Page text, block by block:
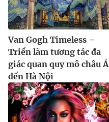
Van Gogh Timeless –
Triển lãm tương tác đa
giác quan quy mô châu Á
đến Hà Nội